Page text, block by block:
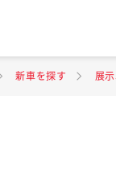
新車を探す 展